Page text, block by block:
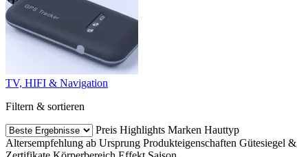
TV, HIFI & Navigation
Filtern & sortieren
Preis Highlights Marken Hauttyp
Altersempfehlung ab Ursprung Produkteigenschaften Gütesiegel &